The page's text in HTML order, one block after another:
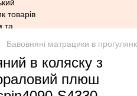
Бавовняні матрацики в
в коляску з
плюш